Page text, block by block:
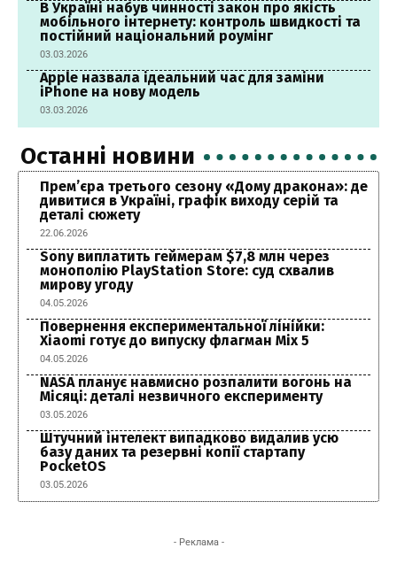
В Україні набув чинності закон про якість
мобільного інтернету: контроль швидкості та
постійний національний роумінг
03.03.2026
Apple назвала ідеальний час для заміни
iPhone на нову модель
03.03.2026
Останні новини
Прем’єра третього сезону «Дому дракона»: де
дивитися в Україні, графік виходу серій та
деталі сюжету
22.06.2026
Sony виплатить геймерам $7,8 млн через
монополію PlayStation Store: суд схвалив
мирову угоду
04.05.2026
Повернення експериментальної лінійки:
Xiaomi готує до випуску флагман Mix 5
04.05.2026
NASA планує навмисно розпалити вогонь на
Місяці: деталі незвичного експерименту
03.05.2026
Штучний інтелект випадково видалив усю
базу даних та резервні копії стартапу
PocketOS
03.05.2026
- Реклама -